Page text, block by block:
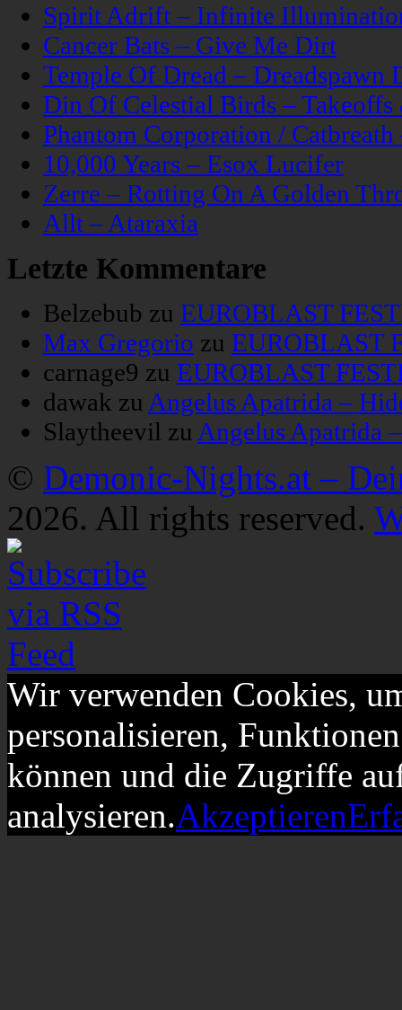
Spirit Adrift – Infinite
Cancer Bats – Give Me Dirt
Temple Of Dread – Dreadspawn
Din Of Celestial Birds –
Phantom Corporation /
10,000 Years – Esox Lucifer
Zerre – Rotting On A Golden
Allt – Ataraxia
Letzte Kommentare
Belzebub zu EUROBLAST
Max Gregorio zu EUROBLAST
carnage9 zu EUROBLAST
dawak zu Angelus Apatrida –
Slaytheevil zu Angelus Apatrida
© Demonic-Nights.at –
2026. All rights reserved.
Wir verwenden Cookies,
personalisieren,
können und die Zugriffe
analysieren.Akzeptieren